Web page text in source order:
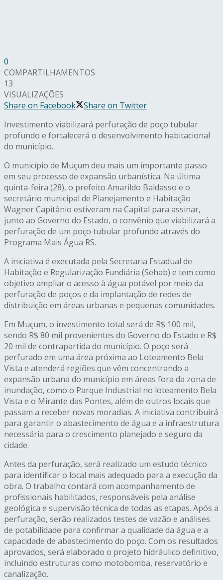
0
COMPARTILHAMENTOS
13
VISUALIZAÇÕES
Share on Facebook
Share on Twitter
Investimento viabilizará perfuração de poço tubular
profundo e fortalecerá o desenvolvimento habitacional
do município.
O município de Muçum deu mais um importante passo
em seu processo de expansão urbanística. Na última
quinta-feira (28), o prefeito Amarildo Baldasso e o
secretário municipal de Planejamento e Habitação
Wagner Capitânio estiveram na Capital para assinar,
junto ao Governo do Estado, o convênio que viabilizará a
perfuração de um poço tubular profundo através do
Programa Mais Água RS.
A iniciativa é executada pela Secretaria Estadual de
Habitação e Regularização Fundiária (Sehab) e tem como
objetivo ampliar o acesso à água potável por meio da
perfuração de poços e da implantação de redes de
distribuição em áreas urbanas e pequenas comunidades.
Em Muçum, o investimento total será de R$ 100 mil,
sendo R$ 80 mil provenientes do Governo do Estado e R$
20 mil de contrapartida do município. O poço será
perfurado em uma área próxima ao Loteamento Bela
Vista e atenderá regiões que vêm concentrando a
expansão urbana do município em áreas fora da zona de
inundação, como o Parque Industrial no loteamento Bela
Vista e o Mirante das Pontes, além de outros locais que
passam a receber novas moradias. A iniciativa contribuirá
para garantir o abastecimento de água e a infraestrutura
necessária para o crescimento planejado e seguro da
cidade.
Antes da perfuração, será realizado um estudo técnico
para identificar o local mais adequado para a execução da
obra. O trabalho contará com acompanhamento de
profissionais habilitados, responsáveis pela análise
geológica e supervisão técnica de todas as etapas. Após a
perfuração, serão realizados testes de vazão e análises
de potabilidade para confirmar a qualidade da água e a
capacidade de abastecimento do poço. Com os resultados
aprovados, será elaborado o projeto hidráulico definitivo,
incluindo estruturas como motobomba, reservatório e
canalização.